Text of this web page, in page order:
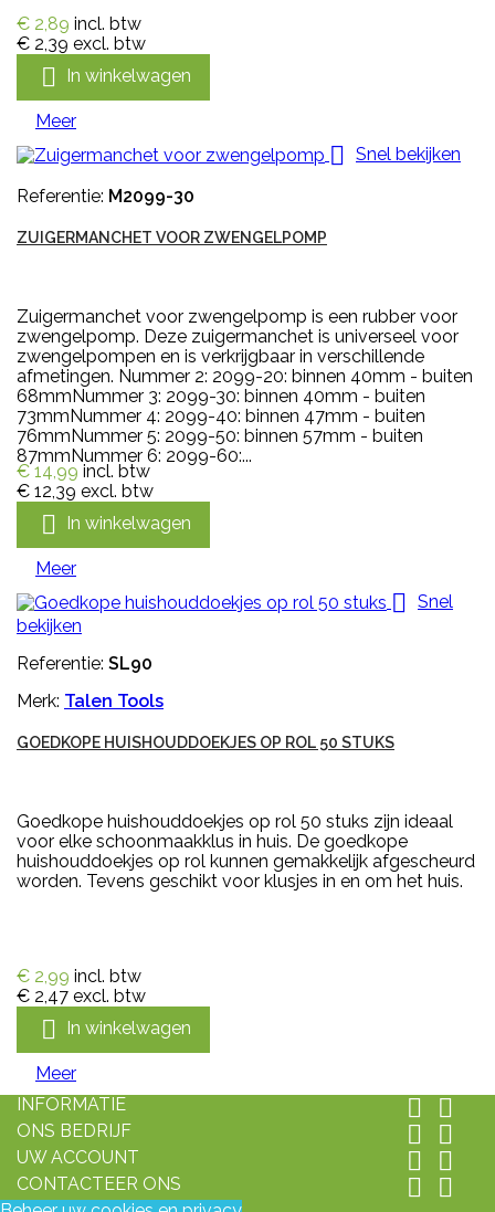
€ 2,89 incl. btw
€ 2,39 excl. btw
 In winkelwagen
Meer
 Snel bekijken
Referentie: M2099-30
ZUIGERMANCHET VOOR ZWENGELPOMP
Zuigermanchet voor zwengelpomp is een rubber voor
zwengelpomp. Deze zuigermanchet is universeel voor
zwengelpompen en is verkrijgbaar in verschillende
afmetingen. Nummer 2: 2099-20: binnen 40mm - buiten
68mmNummer 3: 2099-30: binnen 40mm - buiten
73mmNummer 4: 2099-40: binnen 47mm - buiten
76mmNummer 5: 2099-50: binnen 57mm - buiten
87mmNummer 6: 2099-60:...
€ 14,99 incl. btw
€ 12,39 excl. btw
 In winkelwagen
Meer
 Snel
bekijken
Referentie: SL90
Merk: Talen Tools
GOEDKOPE HUISHOUDDOEKJES OP ROL 50 STUKS
Goedkope huishouddoekjes op rol 50 stuks zijn ideaal
voor elke schoonmaakklus in huis. De goedkope
huishouddoekjes op rol kunnen gemakkelijk afgescheurd
worden. Tevens geschikt voor klusjes in en om het huis.
€ 2,99 incl. btw
€ 2,47 excl. btw
 In winkelwagen
Meer
INFORMATIE
 
ONS BEDRIJF  
UW ACCOUNT  
CONTACTEER ONS  